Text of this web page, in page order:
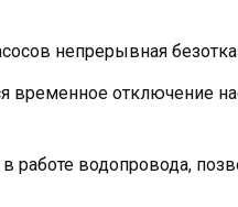
непрерывная
временное отключение
работе водопровода,